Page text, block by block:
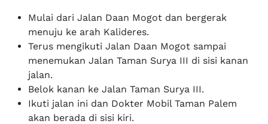
Mulai dari Jalan Daan Mogot dan bergerak
menuju ke arah Kalideres.
Terus mengikuti Jalan Daan Mogot sampai
menemukan Jalan Taman Surya III di sisi kanan
jalan.
Belok kanan ke Jalan Taman Surya III.
Ikuti jalan ini dan Dokter Mobil Taman Palem
akan berada di sisi kiri.